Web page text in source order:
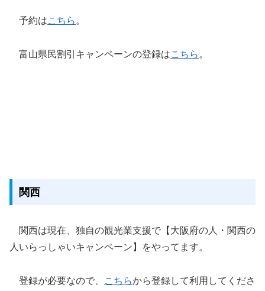
予約はこちら 。
富山県民割引キャンペーンの登録はこちら 。
関西
関西は現在、独自の観光業支援で【大阪府の人・関西の
人いらっしゃいキャンペーン】をやってます。
登録が必要なので、 こちらから登録して利用してくださ